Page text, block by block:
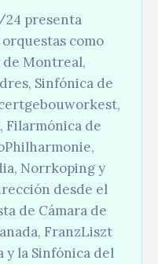
24 presenta
como
de Montreal,
Sinfónica de
Filarmónica de
Norrkoping y
desde el
de Cámara de
FranzLiszt
y la Sinfónica del